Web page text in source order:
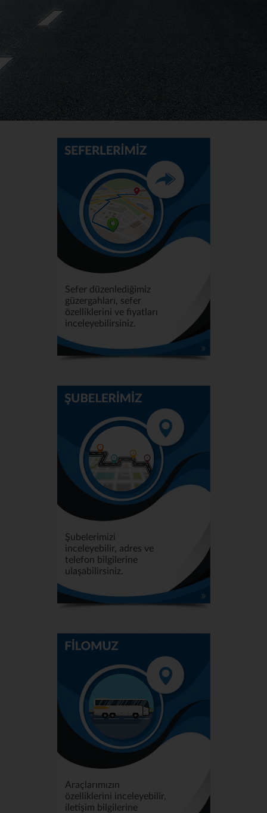
Sefer düzenlediğimiz
güzergahları, sefer
özelliklerini ve fiyatları
inceleyebilirsiniz.
Şubelerimizi
inceleyebilir, adres ve
telefon bilgilerine
ulaşabilirsiniz.
Araçlarımızın
özelliklerini inceleyebilir,
iletişim bilgilerine